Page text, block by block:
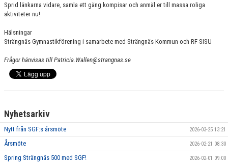
Sprid länkarna vidare, samla ett gäng kompisar och anmäl er till massa roliga
aktiviteter nu!
Hälsningar
Strängnäs Gymnastikförening i samarbete med Strängnäs Kommun och RF-SISU
Frågor hänvisas till Patricia.Wallen@strangnas.se
Nyhetsarkiv
Nytt från SGF:s årsmöte 2026-03-25 13:21
Årsmöte 2026-02-21 08:30
Spring Strängnäs 500 med SGF! 2026-02-01 09:00